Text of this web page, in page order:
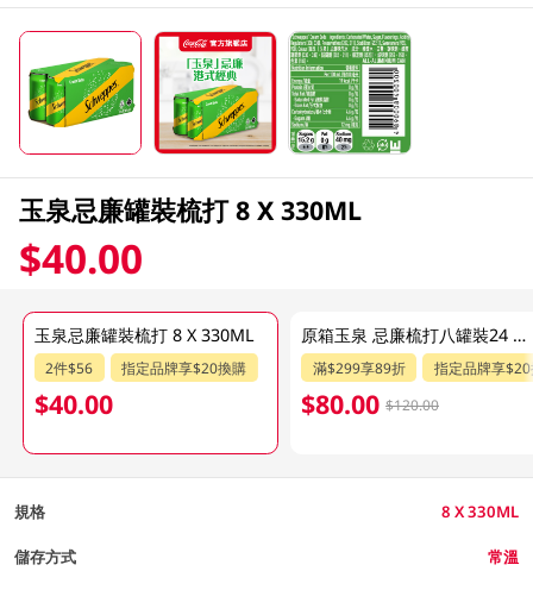
玉泉忌廉罐裝梳打 8 X 330ML
$40.00
玉泉忌廉罐裝梳打 8 X 330ML
2件$56 指定品牌享$20換購
$40.00
原箱玉泉 忌廉梳打八罐裝24 X 330 ML
滿$299享89折 指定品牌享
$80.00 $120.00
規格 8 X 330ML
儲存方式 常溫